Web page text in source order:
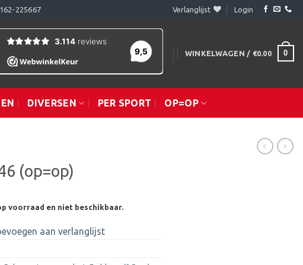
225667 Verlanglijst Login
WINKELWAGEN / €0.00 0
DIVERSEN PER SPORT OP=OP
(op=op)
voorraad en niet beschikbaar.
aan verlanglijst